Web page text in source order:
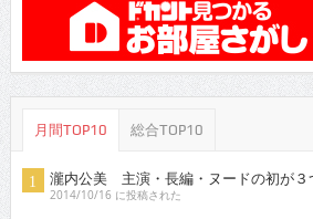
月間TOP10 総合TOP10
瀧内公美 主演・長編・ヌードの初が３
2014/10/16 に投稿された